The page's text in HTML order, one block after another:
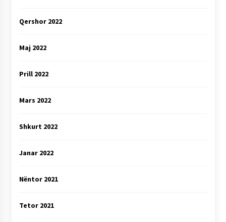
Qershor 2022
Maj 2022
Prill 2022
Mars 2022
Shkurt 2022
Janar 2022
Nëntor 2021
Tetor 2021